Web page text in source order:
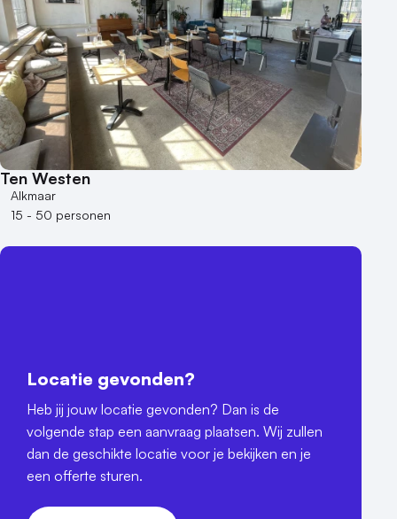
Ten Westen
Alkmaar
15 - 50 personen
Locatie gevonden?
Heb jij jouw locatie gevonden? Dan is de
volgende stap een aanvraag plaatsen. Wij zullen
dan de geschikte locatie voor je bekijken en je
een offerte sturen.